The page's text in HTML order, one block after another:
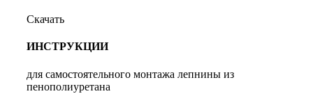
Скачать
ИНСТРУКЦИИ
для самостоятельного монтажа лепнины из
пенополиуретана